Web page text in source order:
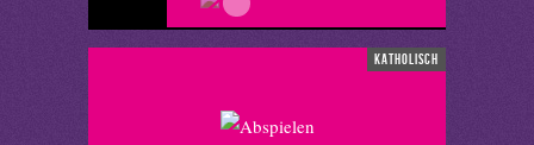
katholisch